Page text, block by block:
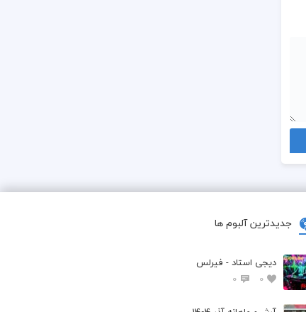
جدیدترین آلبوم ها
دیجی استاد - فیرلس
0
0